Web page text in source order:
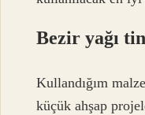
Bezir yağı
Kullandığım
küçük ahşap